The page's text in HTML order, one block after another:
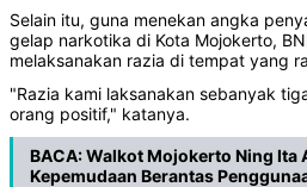
Selain itu, guna menekan angka
gelap narkotika di Kota Mojokerto,
melaksanakan razia di tempat yang
"Razia kami laksanakan sebanyak
orang positif," katanya.
BACA:Walkot Mojokerto Ning Ita
Kepemudaan Berantas